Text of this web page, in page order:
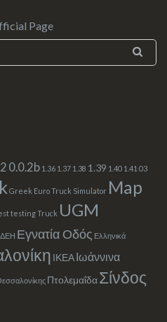
Page
0.0.2b 1.36 1.37 1.38 1.39 1.40 1.41 03
Greek Euro Truck Simulator Map
testingTruck UGM
ΔΕΗ Εγνατία Οδός Ελληνικά
ΙΚΕΑΙωάννινα
ΠτολεμαΐδαΣίνδος